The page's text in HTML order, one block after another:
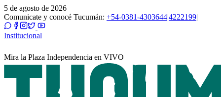
5 de agosto de 2026
Comunicate y conocé Tucumán: +54-0381-4303644|4222199|
Institucional
Mira la Plaza Independencia en VIVO